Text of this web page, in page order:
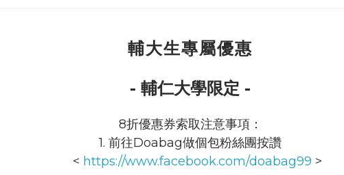
輔大生專屬優惠
- 輔仁大學限定 -
8折優惠券索取注意事項：
1. 前往Doabag做個包粉絲團按讚
< https://www.facebook.com/doabag99 >